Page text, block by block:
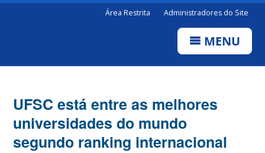
Área Restrita Administradores do Site
MENU
UFSC está entre as melhores
universidades do mundo
segundo ranking internacional